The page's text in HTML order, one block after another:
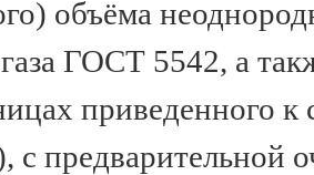
объёма
ГОСТ 5542, а
приведенного
с предварительной